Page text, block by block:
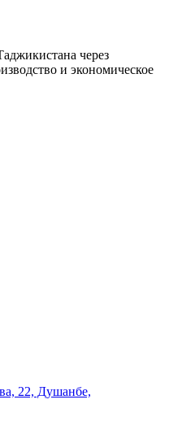
через
и экономическое
22, Душанбе,